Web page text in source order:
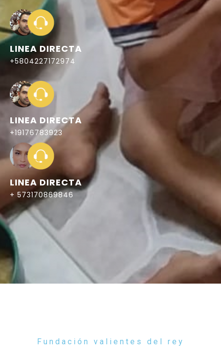
LINEA DIRECTA
+5804227172974
LINEA DIRECTA
+19176783923
LINEA DIRECTA
+ 573170869846
Fundación valientes del rey